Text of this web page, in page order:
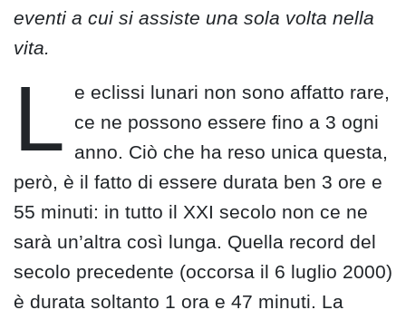
eventi a cui si assiste una sola volta nella
vita.
L
e eclissi lunari non sono affatto rare,
ce ne possono essere fino a 3 ogni
anno. Ciò che ha reso unica questa,
però, è il fatto di essere durata ben 3 ore e
55 minuti: in tutto il XXI secolo non ce ne
sarà un’altra così lunga. Quella record del
secolo precedente (occorsa il 6 luglio 2000)
è durata soltanto 1 ora e 47 minuti. La